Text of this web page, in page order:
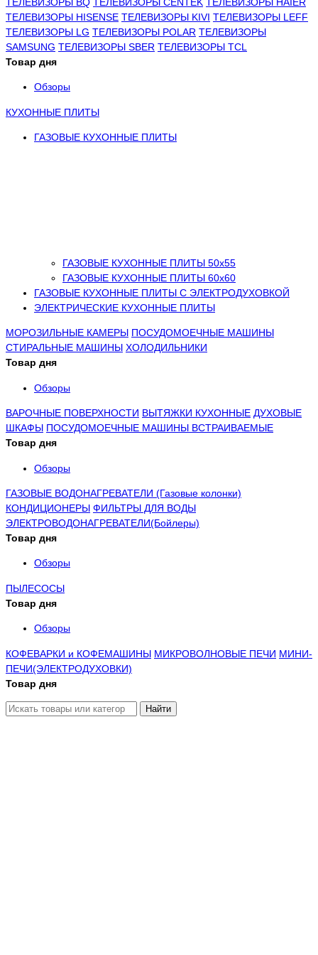
ТЕЛЕВИЗОРЫ HISENSE ТЕЛЕВИЗОРЫ KIVI ТЕЛЕВИЗОРЫ LEFF
ТЕЛЕВИЗОРЫ LG ТЕЛЕВИЗОРЫ POLAR ТЕЛЕВИЗОРЫ
SAMSUNG ТЕЛЕВИЗОРЫ SBER ТЕЛЕВИЗОРЫ TCL
Товар дня
Обзоры
КУХОННЫЕ ПЛИТЫ
ГАЗОВЫЕ КУХОННЫЕ ПЛИТЫ
ГАЗОВЫЕ КУХОННЫЕ ПЛИТЫ 50х55
ГАЗОВЫЕ КУХОННЫЕ ПЛИТЫ 60х60
ГАЗОВЫЕ КУХОННЫЕ ПЛИТЫ С ЭЛЕКТРОДУХОВКОЙ
ЭЛЕКТРИЧЕСКИЕ КУХОННЫЕ ПЛИТЫ
МОРОЗИЛЬНЫЕ КАМЕРЫ ПОСУДОМОЕЧНЫЕ МАШИНЫ
СТИРАЛЬНЫЕ МАШИНЫ ХОЛОДИЛЬНИКИ
Товар дня
Обзоры
ВАРОЧНЫЕ ПОВЕРХНОСТИ ВЫТЯЖКИ КУХОННЫЕ ДУХОВЫЕ
ШКАФЫ ПОСУДОМОЕЧНЫЕ МАШИНЫ ВСТРАИВАЕМЫЕ
Товар дня
Обзоры
ГАЗОВЫЕ ВОДОНАГРЕВАТЕЛИ (Газовые колонки)
КОНДИЦИОНЕРЫ ФИЛЬТРЫ ДЛЯ ВОДЫ
ЭЛЕКТРОВОДОНАГРЕВАТЕЛИ(Бойлеры)
Товар дня
Обзоры
ПЫЛЕСОСЫ
Товар дня
Обзоры
КОФЕВАРКИ и КОФЕМАШИНЫ МИКРОВОЛНОВЫЕ ПЕЧИ МИНИ-
ПЕЧИ(ЭЛЕКТРОДУХОВКИ)
Товар дня
Найти